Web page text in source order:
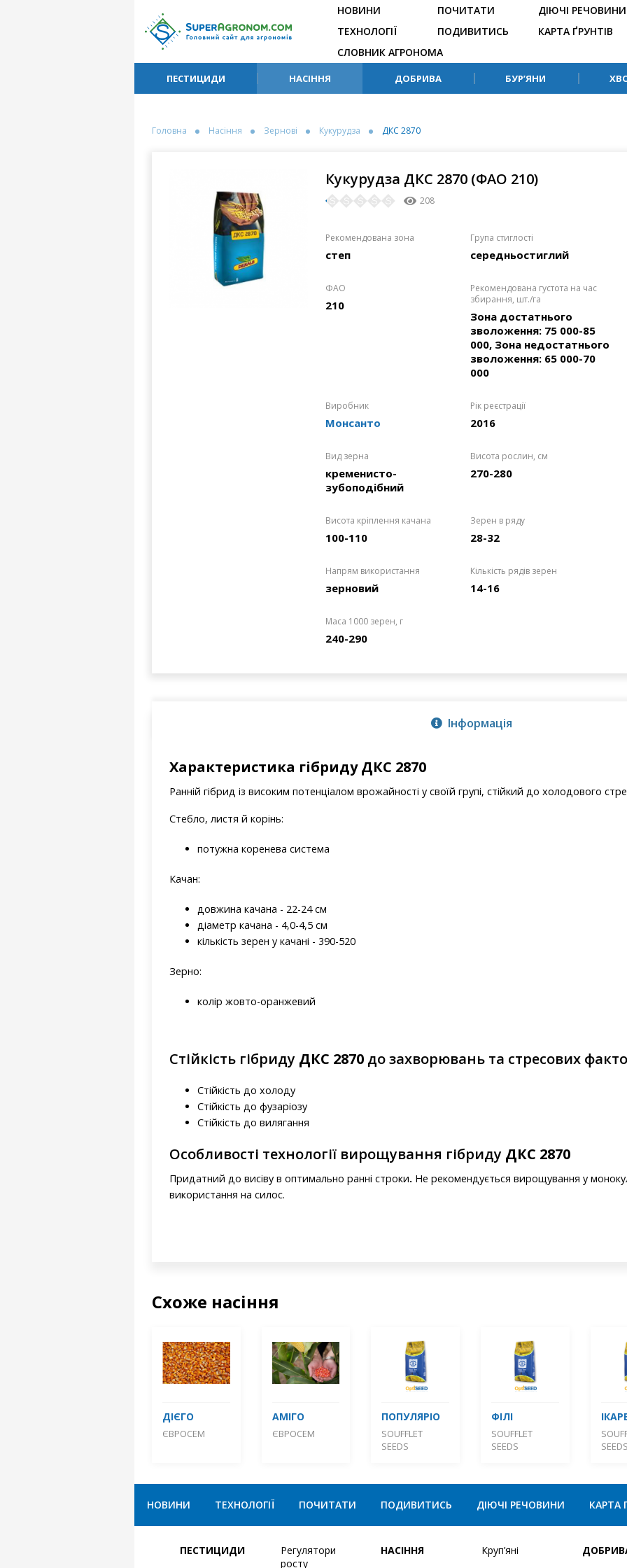
НОВИНИ
ТЕХНОЛОГІЇ
ПОЧИТАТИ
ПОДИВИТИСЬ
ДІЮЧІ РЕЧОВИНИ
КАРТА ҐРУНТІВ
СЛОВНИК АГРОНОМА
ПЕСТИЦИДИ НАСІННЯ ДОБРИВА БУР’ЯНИ
Головна Насіння Зернові Кукурудза ДКС 2870
Кукурудза ДКС 2870 (ФАО 210)
208
Рекомендована зона
степ
Група стиглості
середньостиглий
ФАО
210
Рекомендована густота на час
збирання, шт./га
Зона достатнього
зволоження: 75 000-85
000, Зона недостатнього
зволоження: 65 000-70
000
Виробник
Монсанто
Рік реєстрації
2016
Вид зерна
кременисто-
зубоподібний
Висота рослин, см
270-280
Висота кріплення качана
100-110
Зерен в ряду
28-32
Напрям використання
зерновий
Кількість рядів зерен
14-16
Маса 1000 зерен, г
240-290
Інформація
Характеристика гібриду ДКС 2870
Ранній гібрид із високим потенціалом врожайності у своїй групі, стійкий до холодового
Стебло, листя й корінь:
потужна коренева система
Качан:
довжина качана - 22-24 см
діаметр качана - 4,0-4,5 см
кількість зерен у качані - 390-520
Зерно:
колір жовто-оранжевий
Стійкість гібриду ДКС 2870 до захворювань та стресових
Стійкість до холоду
Стійкість до фузаріозу
Стійкість до вилягання
Особливості технології вирощування гібриду ДКС 2870
Придатний до висіву в оптимально ранні строки. Не рекомендується вирощування у
використання на силос.
Схоже насіння
ДІЄГО
ЄВРОСЕМ
АМІГО
ЄВРОСЕМ
ПОПУЛЯРІО
SOUFFLET
SEEDS
ФІЛІ
SOUFFLET
SEEDS
НОВИНИ ТЕХНОЛОГІЇ ПОЧИТАТИ ПОДИВИТИСЬ ДІЮЧІ РЕЧОВИНИ КАРТА
ПЕСТИЦИДИ
Регулятори
росту
НАСІННЯ Круп’яні